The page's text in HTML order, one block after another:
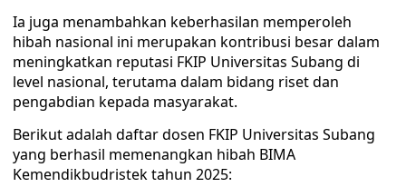
Ia juga menambahkan keberhasilan memperoleh
hibah nasional ini merupakan kontribusi besar dalam
meningkatkan reputasi FKIP Universitas Subang di
level nasional, terutama dalam bidang riset dan
pengabdian kepada masyarakat.
Berikut adalah daftar dosen FKIP Universitas Subang
yang berhasil memenangkan hibah BIMA
Kemendikbudristek tahun 2025: